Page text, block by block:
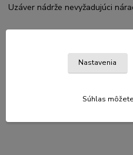
Uzáver nádrže nevyžadujúci
odporúčaným akumulátorom
stihl.sk/akumulatory
Nastavenia
Súhlas